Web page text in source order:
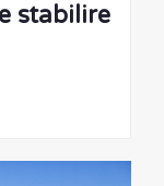
stabilire